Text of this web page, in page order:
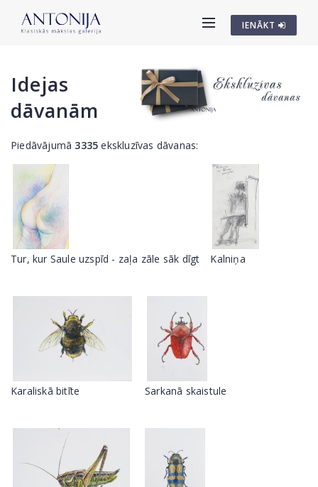
IENĀKT
Idejas
dāvanām
Piedāvājumā 3335 ekskluzīvas dāvanas:
Tur, kur Saule uzspīd - zaļa zāle sāk dīgt Kalniņa
Karaliskā bitīte Sarkanā skaistule